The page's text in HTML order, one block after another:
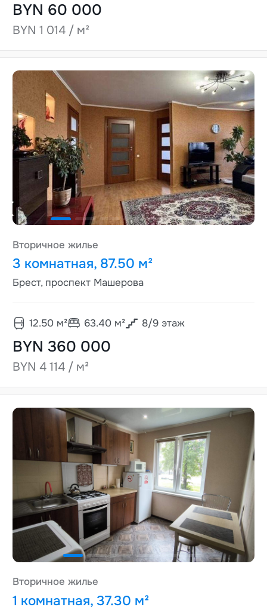
BYN 60 000
BYN 1 014 / м²
Вторичное жилье
3 комнатная, 87.50 м²
Брест, проспект Машерова
12.50м² 63.40м² 8/9этаж
BYN 360 000
BYN 4 114 / м²
Вторичное жилье
1 комнатная, 37.30 м²